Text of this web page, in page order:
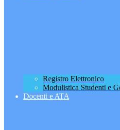
Registro Elettronico
Modulistica Studenti e
Docenti e ATA